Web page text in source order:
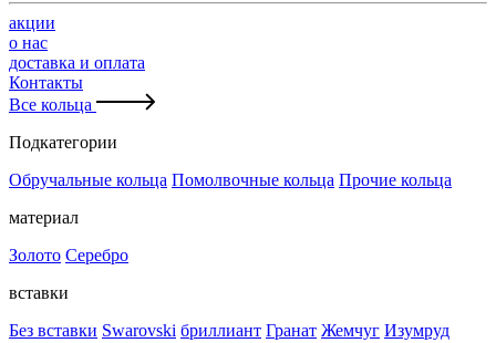
акции
о нас
доставка и оплата
Контакты
Все кольца
Подкатегории
Обручальные кольца Помолвочные кольца Прочие кольца
материал
Золото Серебро
вставки
Без вставки Swarovski бриллиант Гранат Жемчуг Изумруд